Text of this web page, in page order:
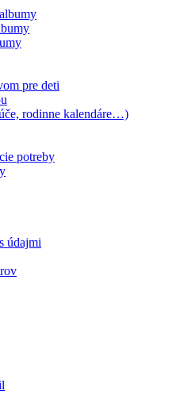
pre deti
rodinne kalendáre…)
potreby
údajmi